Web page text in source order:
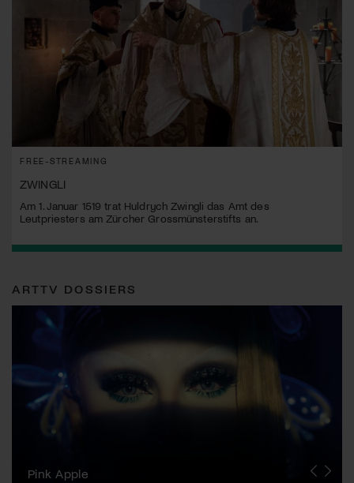
FREE-STREAMING
ZWINGLI
Am 1. Januar 1519 trat Huldrych Zwingli das Amt des
Leutpriesters am Zürcher Grossmünsterstifts an.
ARTTV DOSSIERS
Zurich Film Festival
Pink Apple
Locarno Film Festival
Human Rights Film Festival Zurich
Yesh! Neues aus der jüdischen Filmwelt
Neuchâtel International Fantastic Film Festival
Visions du Réel
Berlinale
Solothurner Filmtage
Geneva International Film Festival